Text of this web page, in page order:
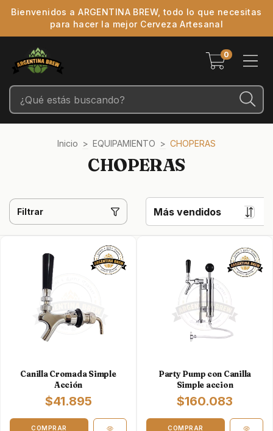
Bienvenidos a ARGENTINA BREW, todo lo que necesitas
para hacer la mejor Cerveza Artesanal
0
Inicio > EQUIPAMIENTO > CHOPERAS
CHOPERAS
Filtrar
Canilla Cromada Simple
Acción
$41.895
Party Pump con Canilla
Simple accion
$160.083